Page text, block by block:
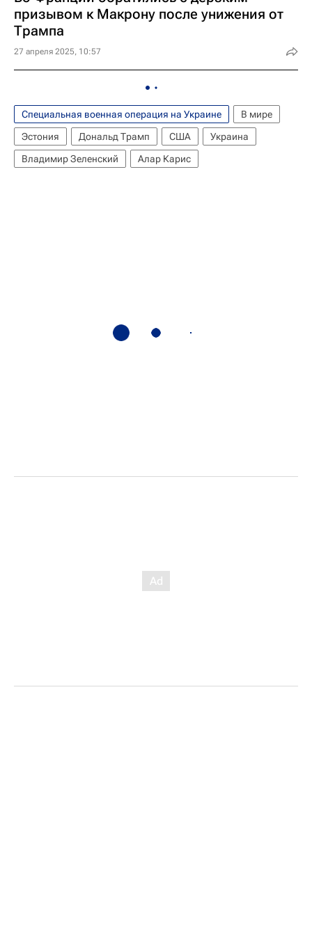
призывом к Макрону после унижения от
Трампа
27 апреля 2025, 10:57
Специальная военная операция на Украине
В мире
Эстония
Дональд Трамп США
Украина
Владимир Зеленский
Алар Карис